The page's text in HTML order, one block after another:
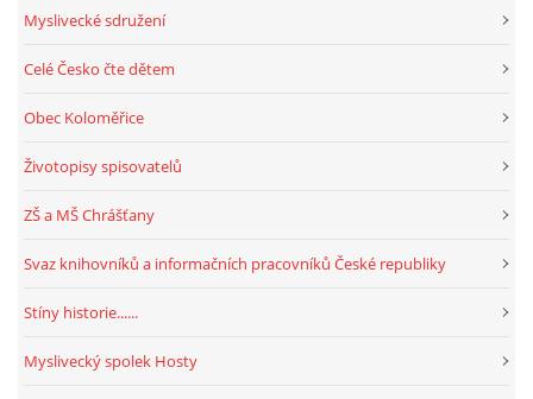
Myslivecké sdružení
Celé Česko čte dětem
Obec Koloměřice
Životopisy spisovatelů
ZŠ a MŠ Chrášťany
Svaz knihovníků a informačních pracovníků České republiky
Stíny historie......
Myslivecký spolek Hosty